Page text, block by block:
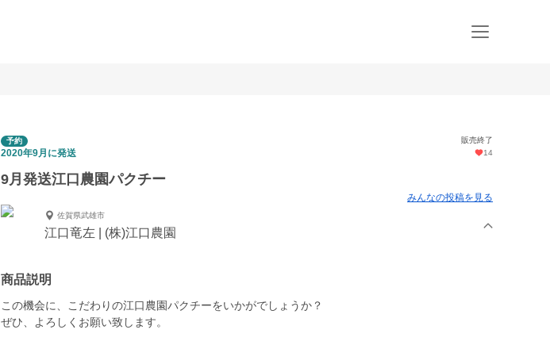
予約 販売終了
2020年9月に発送 14
9月発送江口農園パクチー
みんなの投稿を見る
佐賀県武雄市
江口竜左 | (株)江口農園
商品説明
この機会に、こだわりの江口農園パクチーをいかがでしょうか？
ぜひ、よろしくお願い致します。